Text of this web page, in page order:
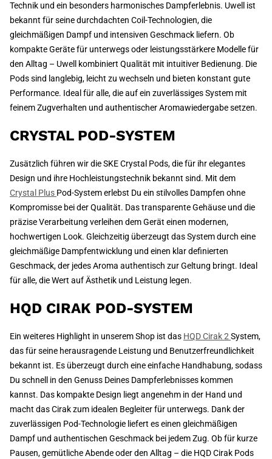
Technik und ein besonders harmonisches Dampferlebnis. Uwell ist
bekannt für seine durchdachten Coil-Technologien, die
gleichmäßigen Dampf und intensiven Geschmack liefern. Ob
kompakte Geräte für unterwegs oder leistungsstärkere Modelle für
den Alltag – Uwell kombiniert Qualität mit intuitiver Bedienung. Die
Pods sind langlebig, leicht zu wechseln und bieten konstant gute
Performance. Ideal für alle, die auf ein zuverlässiges System mit
feinem Zugverhalten und authentischer Aromawiedergabe setzen.
CRYSTAL POD-SYSTEM
Zusätzlich führen wir die SKE Crystal Pods, die für ihr elegantes
Design und ihre Hochleistungstechnik bekannt sind. Mit dem
Crystal Plus Pod-System erlebst Du ein stilvolles Dampfen ohne
Kompromisse bei der Qualität. Das transparente Gehäuse und die
präzise Verarbeitung verleihen dem Gerät einen modernen,
hochwertigen Look. Gleichzeitig überzeugt das System durch eine
gleichmäßige Dampfentwicklung und einen klar definierten
Geschmack, der jedes Aroma authentisch zur Geltung bringt. Ideal
für alle, die Wert auf Ästhetik und Leistung legen.
HQD CIRAK POD-SYSTEM
Ein weiteres Highlight in unserem Shop ist das HQD Cirak 2System,
das für seine herausragende Leistung und Benutzerfreundlichkeit
bekannt ist. Es überzeugt durch eine einfache Handhabung, sodass
Du schnell in den Genuss Deines Dampferlebnisses kommen
kannst. Das kompakte Design liegt angenehm in der Hand und
macht das Cirak zum idealen Begleiter für unterwegs. Dank der
zuverlässigen Pod-Technologie liefert es einen gleichmäßigen
Dampf und authentischen Geschmack bei jedem Zug. Ob für kurze
Pausen, gemütliche Abende oder den Alltag – die HQD Cirak Pods